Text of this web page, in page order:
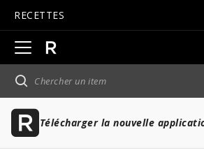
RECETTES
Ouvrir
la
navigation
principale
Télécharger la nouvelle